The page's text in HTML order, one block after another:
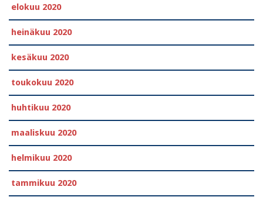
elokuu 2020
heinäkuu 2020
kesäkuu 2020
toukokuu 2020
huhtikuu 2020
maaliskuu 2020
helmikuu 2020
tammikuu 2020